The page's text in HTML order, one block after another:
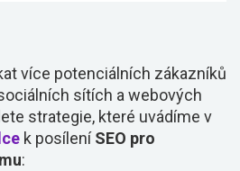
více potenciálních zákazníků
sítích a webových
strategie, které uvádíme v
k posíleníSEO pro
: